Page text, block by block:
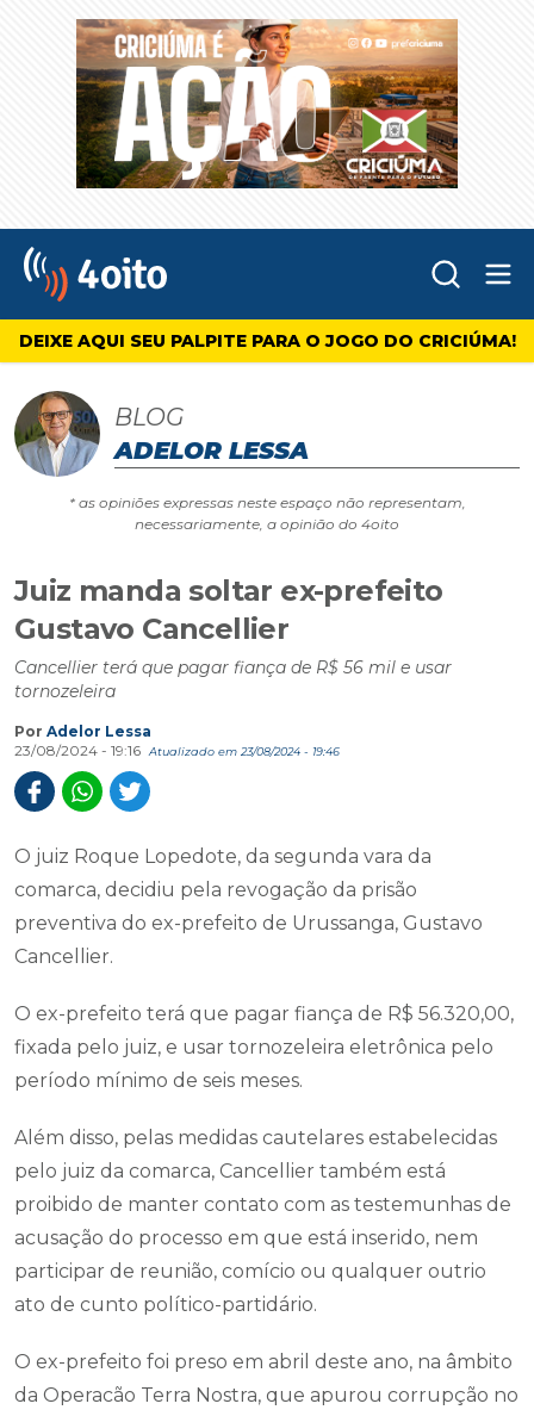
4oito
DEIXE AQUI SEU PALPITE PARA O JOGO DO CRICIÚMA!
BLOG
ADELOR LESSA
* as opiniões expressas neste espaço não representam,
necessariamente, a opinião do 4oito
Juiz manda soltar ex-prefeito
Gustavo Cancellier
Cancellier terá que pagar fiança de R$ 56 mil e usar
tornozeleira
Por Adelor Lessa
23/08/2024 - 19:16
Atualizado em 23/08/2024 - 19:46
O juiz Roque Lopedote, da segunda vara da
comarca, decidiu pela revogação da prisão
preventiva do ex-prefeito de Urussanga, Gustavo
Cancellier.
O ex-prefeito terá que pagar fiança de R$ 56.320,00,
fixada pelo juiz, e usar tornozeleira eletrônica pelo
período mínimo de seis meses.
Além disso, pelas medidas cautelares estabelecidas
pelo juiz da comarca, Cancellier também está
proibido de manter contato com as testemunhas de
acusação do processo em que está inserido, nem
participar de reunião, comício ou qualquer outrio
ato de cunto político-partidário.
O ex-prefeito foi preso em abril deste ano, na âmbito
da Operacão Terra Nostra, que apurou corrupção no